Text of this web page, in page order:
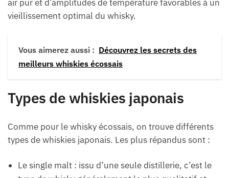
air pur et d’amplitudes de température favorables à un
vieillissement optimal du whisky.
Vous aimerez aussi : Découvrez les secrets des
meilleurs whiskies écossais
Types de whiskies japonais
Comme pour le whisky écossais, on trouve différents
types de whiskies japonais. Les plus répandus sont :
Le single malt : issu d’une seule distillerie, c’est le